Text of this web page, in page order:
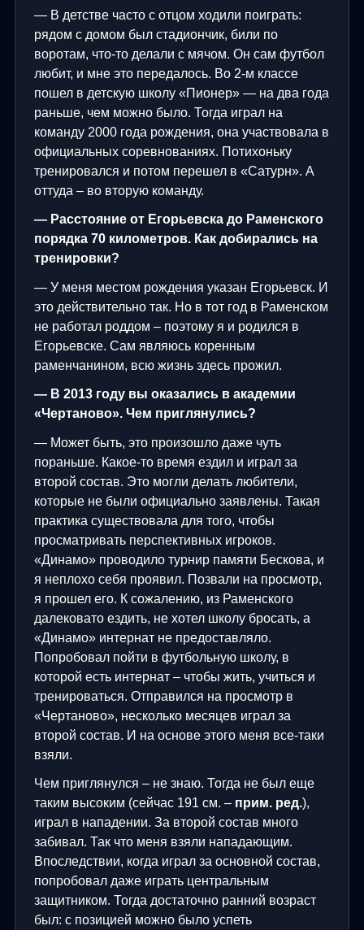
— В детстве часто с отцом ходили поиграть:
рядом с домом был стадиончик, били по
воротам, что-то делали с мячом. Он сам футбол
любит, и мне это передалось. Во 2-м классе
пошел в детскую школу «Пионер» — на два года
раньше, чем можно было. Тогда играл на
команду 2000 года рождения, она участвовала в
официальных соревнованиях. Потихоньку
тренировался и потом перешел в «Сатурн». А
оттуда – во вторую команду.
— Расстояние от Егорьевска до Раменского
порядка 70 километров. Как добирались на
тренировки?
— У меня местом рождения указан Егорьевск. И
это действительно так. Но в тот год в Раменском
не работал роддом – поэтому я и родился в
Егорьевске. Сам являюсь коренным
раменчанином, всю жизнь здесь прожил.
— В 2013 году вы оказались в академии
«Чертаново». Чем приглянулись?
— Может быть, это произошло даже чуть
пораньше. Какое-то время ездил и играл за
второй состав. Это могли делать любители,
которые не были официально заявлены. Такая
практика существовала для того, чтобы
просматривать перспективных игроков.
«Динамо» проводило турнир памяти Бескова, и
я неплохо себя проявил. Позвали на просмотр,
я прошел его. К сожалению, из Раменского
далековато ездить, не хотел школу бросать, а
«Динамо» интернат не предоставляло.
Попробовал пойти в футбольную школу, в
которой есть интернат – чтобы жить, учиться и
тренироваться. Отправился на просмотр в
«Чертаново», несколько месяцев играл за
второй состав. И на основе этого меня все-таки
взяли.
Чем приглянулся – не знаю. Тогда не был еще
таким высоким (сейчас 191 см. – прим. ред.),
играл в нападении. За второй состав много
забивал. Так что меня взяли нападающим.
Впоследствии, когда играл за основной состав,
попробовал даже играть центральным
защитником. Тогда достаточно ранний возраст
был: с позицией можно было успеть